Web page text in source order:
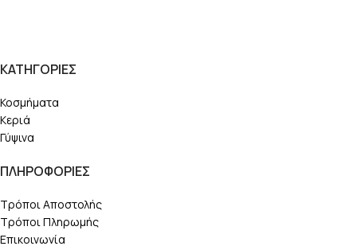
ΚΑΤΗΓΟΡΙΕΣ
Κοσμήματα
Κεριά
Γύψινα
ΠΛΗΡΟΦΟΡΙΕΣ
Τρόποι Αποστολής
Τρόποι Πληρωμής
Επικοινωνία